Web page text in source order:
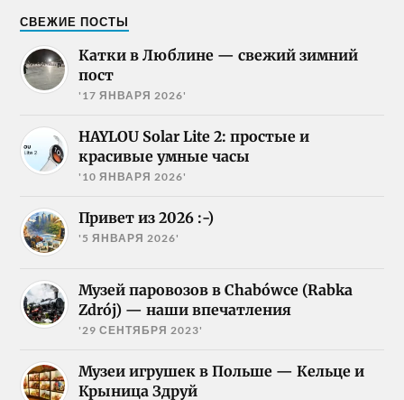
СВЕЖИЕ ПОСТЫ
Катки в Люблине — свежий зимний
пост
'17 ЯНВАРЯ 2026'
HAYLOU Solar Lite 2: простые и
красивые умные часы
'10 ЯНВАРЯ 2026'
Привет из 2026 :-)
'5 ЯНВАРЯ 2026'
Музей паровозов в Chabówce (Rabka
Zdrój) — наши впечатления
'29 СЕНТЯБРЯ 2023'
Музеи игрушек в Польше — Кельце и
Крыница Здруй